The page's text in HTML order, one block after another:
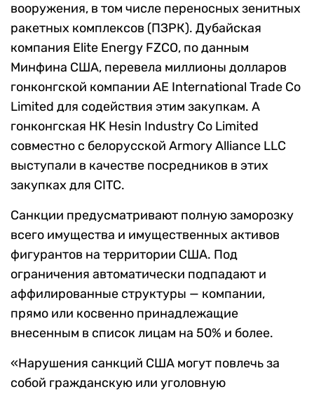
вооружения, в том числе переносных зенитных
ракетных комплексов (ПЗРК). Дубайская
компания Elite Energy FZCO, по данным
Минфина США, перевела миллионы долларов
гонконгской компании AE International Trade Co
Limited для содействия этим закупкам. А
гонконгская HK Hesin Industry Co Limited
совместно с белорусской Armory Alliance LLC
выступали в качестве посредников в этих
закупках для CITC.
Санкции предусматривают полную заморозку
всего имущества и имущественных активов
фигурантов на территории США. Под
ограничения автоматически подпадают и
аффилированные структуры — компании,
прямо или косвенно принадлежащие
внесенным в список лицам на 50% и более.
«Нарушения санкций США могут повлечь за
собой гражданскую или уголовную